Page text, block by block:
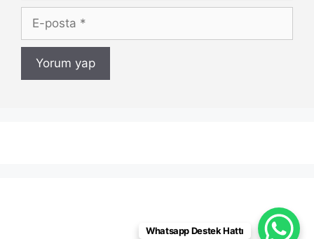
posta
Whatsapp Destek Hattı